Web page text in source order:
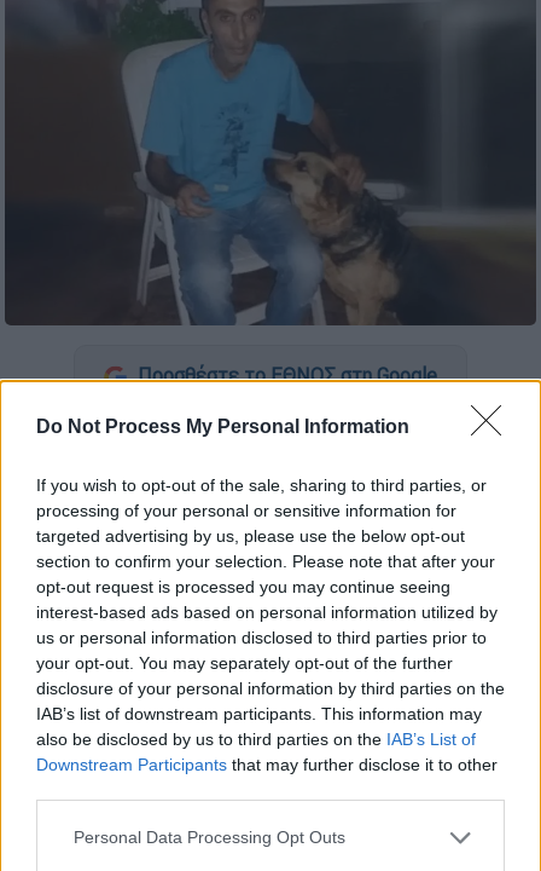
Do Not Process My Personal Information
If you wish to opt-out of the sale, sharing to third parties, or
processing of your personal or sensitive information for
targeted advertising by us, please use the below opt-out
section to confirm your selection. Please note that after your
opt-out request is processed you may continue seeing
interest-based ads based on personal information utilized by
us or personal information disclosed to third parties prior to
your opt-out. You may separately opt-out of the further
disclosure of your personal information by third parties on the
IAB’s list of downstream participants. This information may
also be disclosed by us to third parties on the IAB’s List of
Downstream Participants that may further disclose it to other
Please note that this website/app uses one or more Google
Personal Data Processing Opt Outs
Προσθέστε το ΕΘΝΟΣ στη Google
Συνεχείς είναι οι εξελίξειςστην δολοφονία
του
59χρονου Κώστα Σιαμήτρα στη
Λεπτοκαρυά Πιερίαςαπό την 34χρονη
γυναίκα του ενώ σύμφωνα με νεότερα
στοιχεία τοτρίχρονοπαιδί του ζευγαριού
ήταν εκείνο που «πρόδωσε» την πράξη της
μητέραςτου.
ΔΙΑΒΑΣΤΕ ΕΠΙΣΗΣ
Lifestyle 07.02.2025 21:15
μήνυμά της για τους εκπαιδευτικούς